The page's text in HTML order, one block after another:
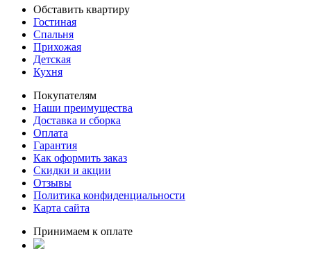
Обставить квартиру
Гостиная
Спальня
Прихожая
Детская
Кухня
Покупателям
Наши преимущества
Доставка и сборка
Оплата
Гарантия
Как оформить заказ
Скидки и акции
Отзывы
Политика конфиденциальности
Карта сайта
Принимаем к оплате